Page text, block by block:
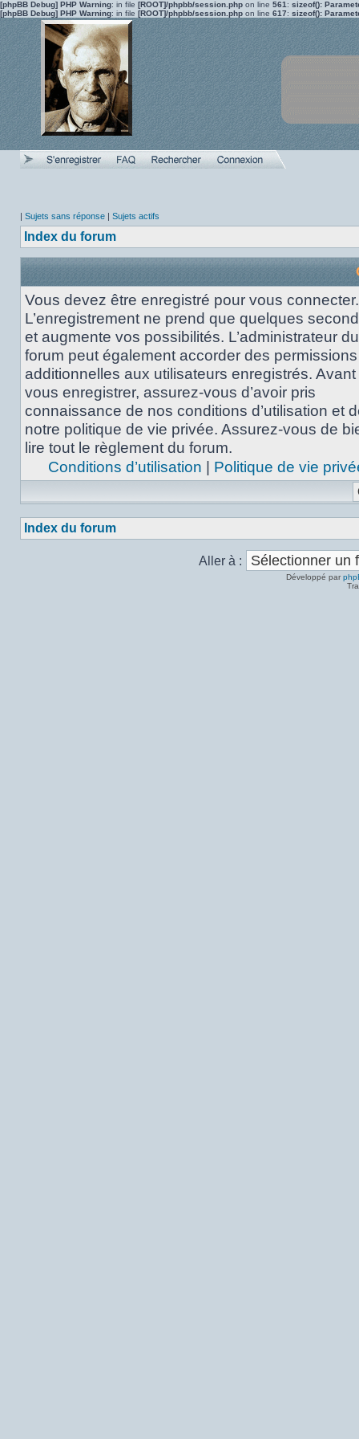
[phpBB Debug] PHP Warning: in file [ROOT]/phpbb/session.php on line 561 : sizeof():
[phpBB Debug] PHP Warning: in file [ROOT]/phpbb/session.php on line 617: sizeof():
| Sujets sans réponse | Sujets actifs
Index du forum
Vous devez être enregistré pour vous connecter.
L’enregistrement ne prend que quelques
et augmente vos possibilités. L’administrateur du
forum peut également accorder des permissions
additionnelles aux utilisateurs enregistrés.
vous enregistrer, assurez-vous d’avoir pris
connaissance de nos conditions d’utilisation et
notre politique de vie privée. Assurez-vous de
lire tout le règlement du forum.
Conditions d’utilisation | Politique de vie
Index du forum
Aller à :
Développé par